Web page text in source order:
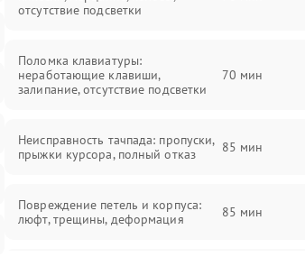
отсутствие подсветки
Поломка клавиатуры:
неработающие клавиши,
залипание, отсутствие подсветки
70 мин
Неисправность тачпада: пропуски,
прыжки курсора, полный отказ
85 мин
Повреждение петель и корпуса:
люфт, трещины, деформация
85 мин